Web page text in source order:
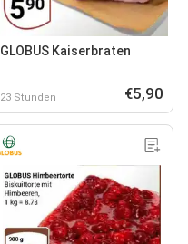
GLOBUS Kaiserbraten
23 Stunden €5,90